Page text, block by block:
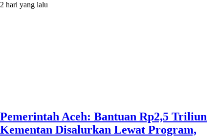
2 hari yang lalu
Pemerintah Aceh: Bantuan Rp2,5 Triliun
Kementan Disalurkan Lewat Program,